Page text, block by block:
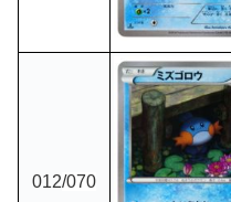
012/070